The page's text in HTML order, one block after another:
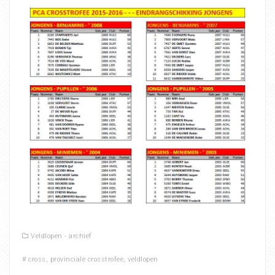
Veldlopen - archief
# cross provinciale crosstrofee veldlopen